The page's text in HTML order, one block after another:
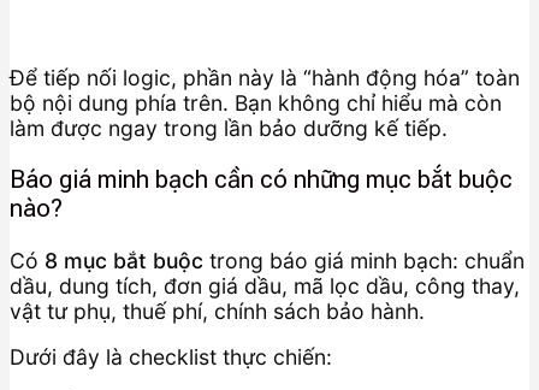
Để tiếp nối logic, phần này là “hành động hóa” toàn
bộ nội dung phía trên. Bạn không chỉ hiểu mà còn
làm được ngay trong lần bảo dưỡng kế tiếp.
Báo giá minh bạch cần có những mục bắt buộc
nào?
Có 8 mục bắt buộc trong báo giá minh bạch: chuẩn
dầu, dung tích, đơn giá dầu, mã lọc dầu, công thay,
vật tư phụ, thuế phí, chính sách bảo hành.
Dưới đây là checklist thực chiến: